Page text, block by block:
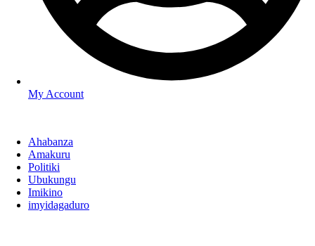
My Account
Ahabanza
Amakuru
Politiki
Ubukungu
Imikino
imyidagaduro